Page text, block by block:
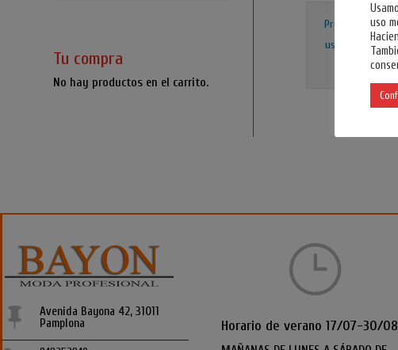
Tu compra
No hay productos en el carrito.
Precio
usuarios
sesión o

Avenida Bayona 42, 31011
Pamplona
}
Horario de verano 17/07-30/08
uso